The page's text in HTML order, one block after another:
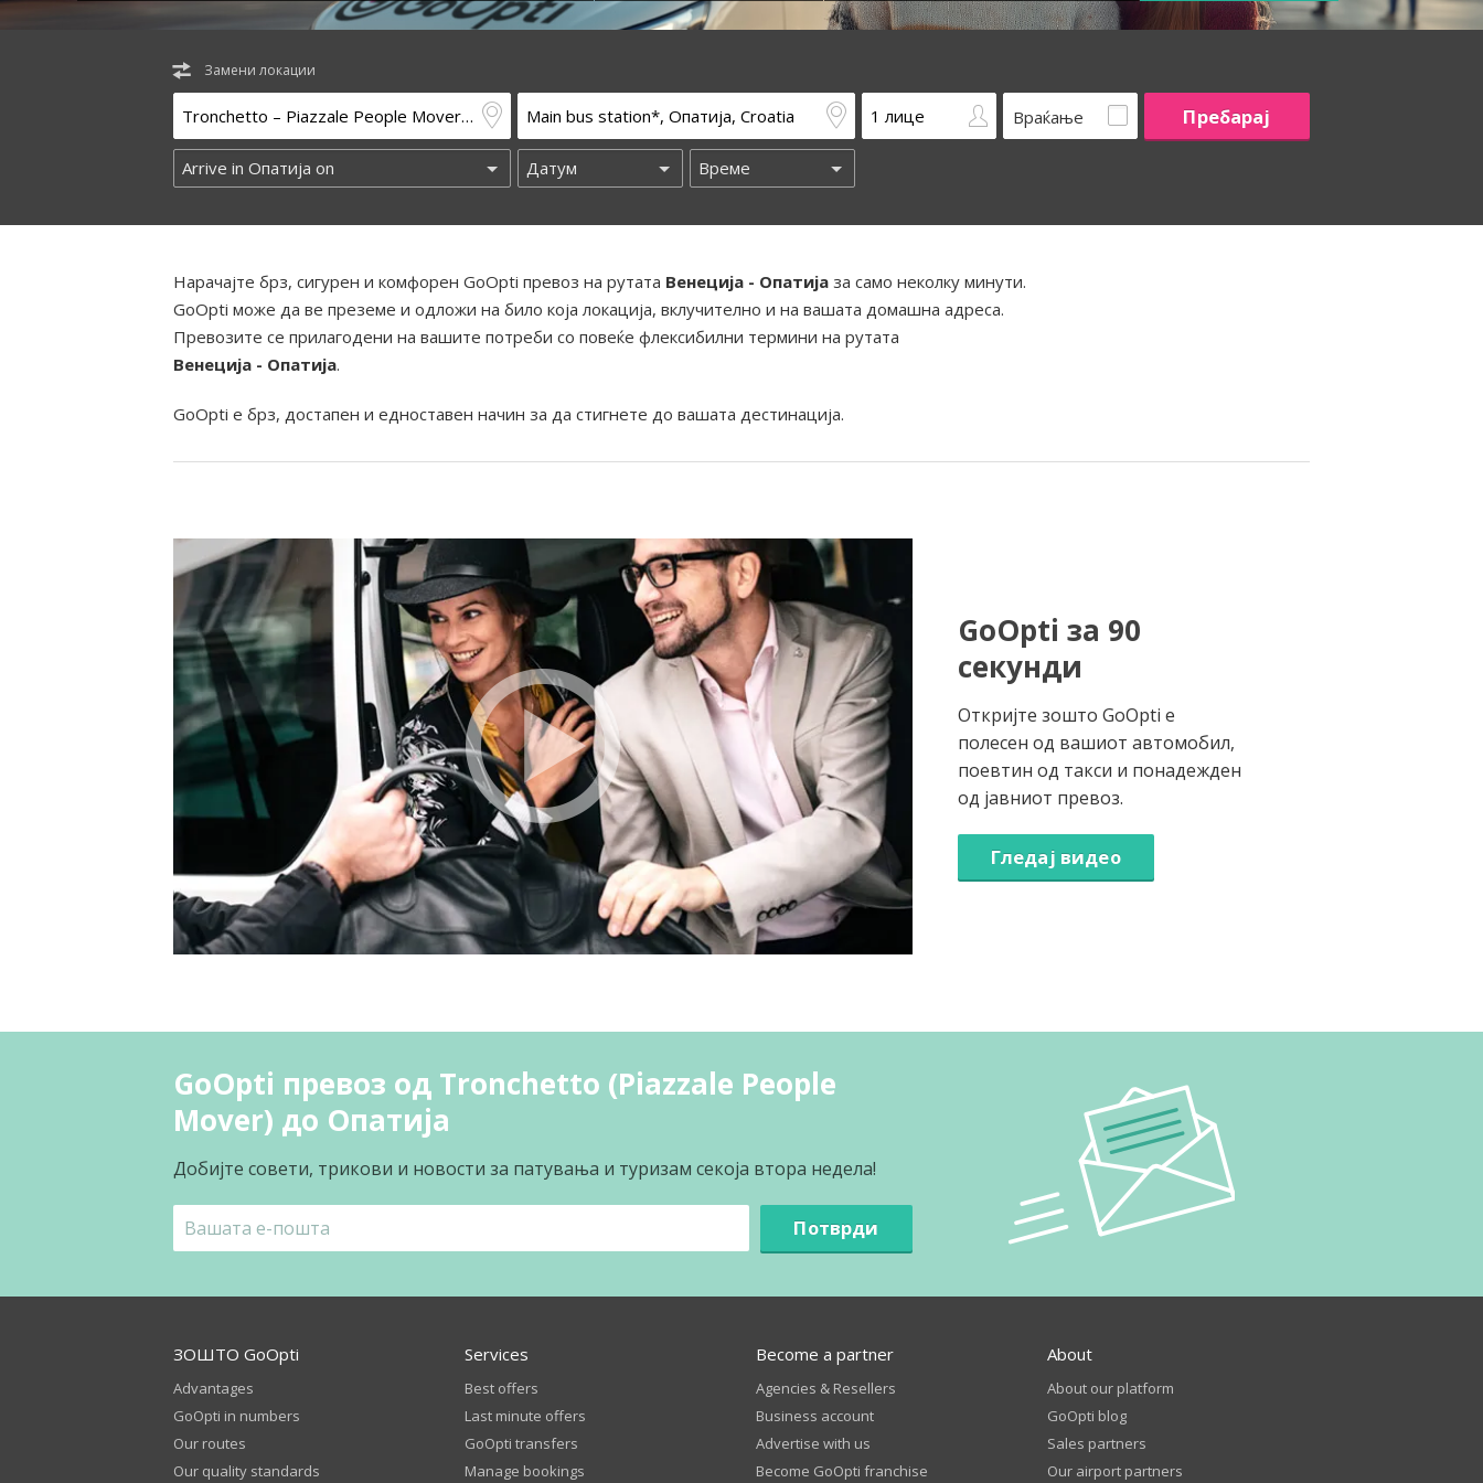
Замени локации
Враќање
Нарачајте брз, сигурен и комфорен GoOpti превоз на рутата Венеција - Опатија за само неколку минути.
GoOpti може да ве преземе и одложи на било која локација, вклучително и на вашата домашна адреса.
Превозите се прилагодени на вашите потреби со повеќе флексибилни термини на рутата
Венеција - Опатија.
GoOpti е брз, достапен и едноставен начин за да стигнете до вашата дестинација.
GoOpti за 90
секунди
Откријте зошто GoOpti е
полесен од вашиот автомобил,
поевтин од такси и понадежден
од јавниот превоз.
Гледај видео
GoOpti превоз од Tronchetto (Piazzale People
Mover) до Опатија
Добијте совети, трикови и новости за патувања и туризам секоја втора недела!
Потврди
ЗОШТО GoOpti
Advantages
GoOpti in numbers
Our routes
Our quality standards
Services
Best offers
Last minute offers
GoOpti transfers
Manage bookings
Become a partner
Agencies & Resellers
Business account
Advertise with us
Become GoOpti franchise
About
About our platform
GoOpti blog
Sales partners
Our airport partners